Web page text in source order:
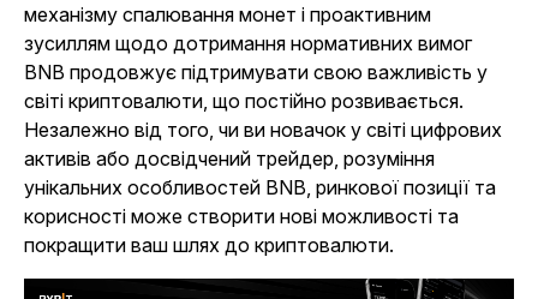
механізму спалювання монет і проактивним
зусиллям щодо дотримання нормативних вимог
BNB продовжує підтримувати свою важливість у
світі криптовалюти, що постійно розвивається.
Незалежно від того, чи ви новачок у світі цифрових
активів або досвідчений трейдер, розуміння
унікальних особливостей BNB, ринкової позиції та
корисності може створити нові можливості та
покращити ваш шлях до криптовалюти.